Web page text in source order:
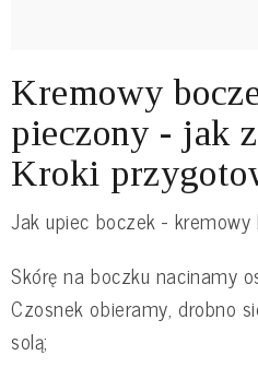
Kremowy
pieczony - jak
Kroki
Jak upiec boczek -
Skórę na boczku nacinamy
Czosnek obieramy, drobno
solą;